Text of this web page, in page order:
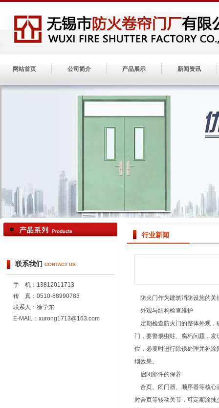
网站首页 公司简介 产品展示 新闻资讯
联系我们 CONTACT US
手 机：13812011713
传 真：0510-88990783
联系人：徐学东
E-MAIL：xurong1713@163.com
行业新闻
防火门作为建筑消防设施的关
外观与结构检查维护
定期检查防火门的整体外观，
门，要警惕虫蛀、腐朽问题，
位，必要时进行除锈处理并补
烟效果。
启闭部件的保养
合页、闭门器、顺序器等核心
对合页等转动关节，可定期涂